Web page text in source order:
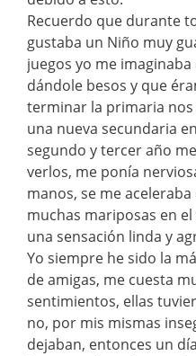
Recuerdo que durante
gustaba un Niño muy
juegos yo me
dándole besos y que
terminar la primaria
una nueva secundaria
segundo y tercer año
verlos, me ponía
manos, se me
muchas mariposas en
una sensación linda y
Yo siempre he sido la
de amigas, me cuesta
sentimientos, ellas
no, por mis mismas
dejaban, entonces un